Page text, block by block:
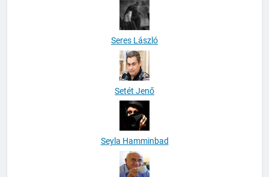
Seres László
Setét Jenő
Seyla Hamminbad